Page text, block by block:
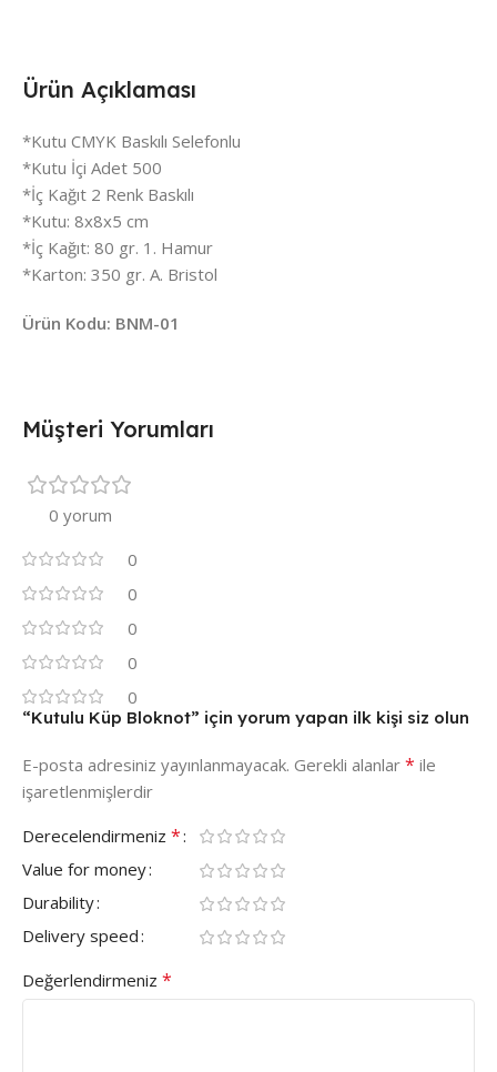
Ürün Açıklaması
*Kutu CMYK Baskılı Selefonlu
*Kutu İçi Adet 500
*İç Kağıt 2 Renk Baskılı
*Kutu: 8x8x5 cm
*İç Kağıt: 80 gr. 1. Hamur
*Karton: 350 gr. A. Bristol
Ürün Kodu: BNM-01
Müşteri Yorumları
0 yorum
0
0
0
0
0
“Kutulu Küp Bloknot” için yorum yapan ilk kişi siz olun
E-posta adresiniz yayınlanmayacak. Gerekli alanlar * ile
işaretlenmişlerdir
Derecelendirmeniz *
Value for money
Durability
Delivery speed
Değerlendirmeniz *